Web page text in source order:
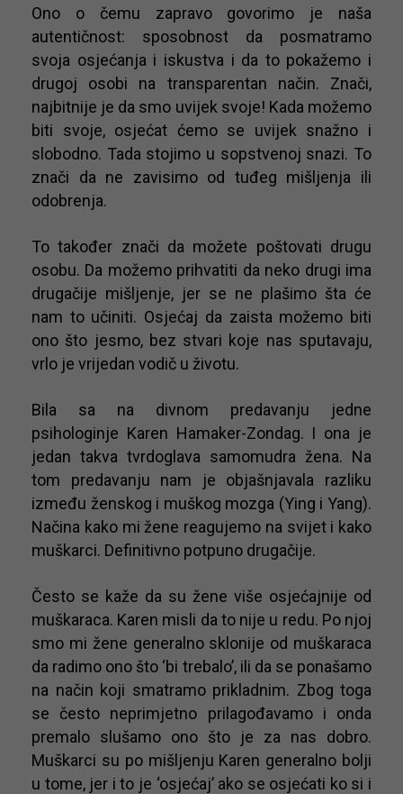
Ono o čemu zapravo govorimo je naša
autentičnost: sposobnost da posmatramo
svoja osjećanja i iskustva i da to pokažemo i
drugoj osobi na transparentan način. Znači,
najbitnije je da smo uvijek svoje! Kada možemo
biti svoje, osjećat ćemo se uvijek snažno i
slobodno. Tada stojimo u sopstvenoj snazi. To
znači da ne zavisimo od tuđeg mišljenja ili
odobrenja.
To također znači da možete poštovati drugu
osobu. Da možemo prihvatiti da neko drugi ima
drugačije mišljenje, jer se ne plašimo šta će
nam to učiniti. Osjećaj da zaista možemo biti
ono što jesmo, bez stvari koje nas sputavaju,
vrlo je vrijedan vodič u životu.
Bila sa na divnom predavanju jedne
psihologinje Karen Hamaker-Zondag. I ona je
jedan takva tvrdoglava samomudra žena. Na
tom predavanju nam je objašnjavala razliku
između ženskog i muškog mozga (Ying i Yang).
Načina kako mi žene reagujemo na svijet i kako
muškarci. Definitivno potpuno drugačije.
Često se kaže da su žene više osjećajnije od
muškaraca. Karen misli da to nije u redu. Po njoj
smo mi žene generalno sklonije od muškaraca
da radimo ono što ‘bi trebalo’, ili da se ponašamo
na način koji smatramo prikladnim. Zbog toga
se često neprimjetno prilagođavamo i onda
premalo slušamo ono što je za nas dobro.
Muškarci su po mišljenju Karen generalno bolji
u tome, jer i to je ‘osjećaj’ ako se osjećati ko si i